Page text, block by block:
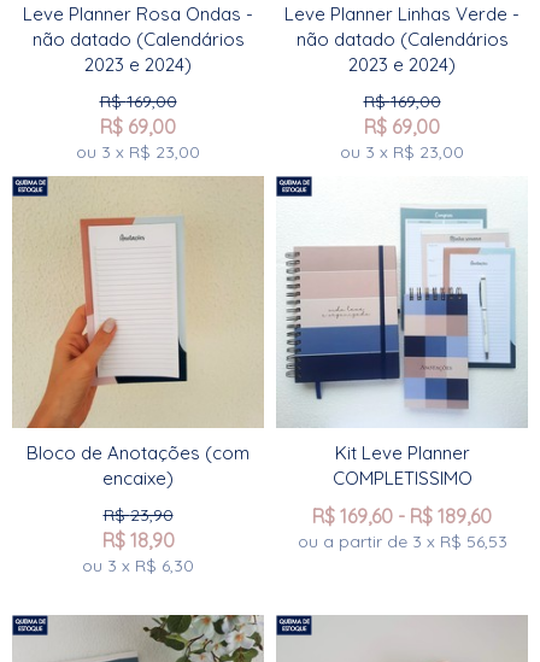
Leve Planner Rosa Ondas -
não datado (Calendários
2023 e 2024)
R$169,00
R$ 69,00
ou 3 x R$ 23,00
Leve Planner Linhas Verde -
não datado (Calendários
2023 e 2024)
R$169,00
R$ 69,00
ou 3 x R$ 23,00
Bloco de Anotações (com
encaixe)
R$23,90
R$ 18,90
ou 3 x R$ 6,30
Kit Leve Planner
COMPLETISSIMO
R$ 169,60 - R$ 189,60
ou a partir de 3 x R$ 56,53